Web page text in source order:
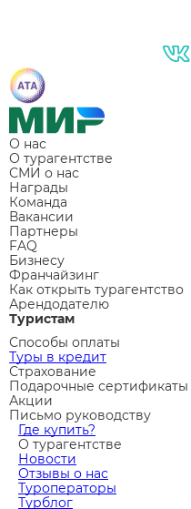
О нас
О турагентстве
СМИ о нас
Награды
Команда
Вакансии
Партнеры
FAQ
Бизнесу
Франчайзинг
Как открыть турагентство
Арендодателю
Туристам
Способы оплаты
Туры в кредит
Страхование
Подарочные сертификаты
Акции
Письмо руководству
Где купить?
О турагентстве
Новости
Отзывы о нас
Туроператоры
Турблог